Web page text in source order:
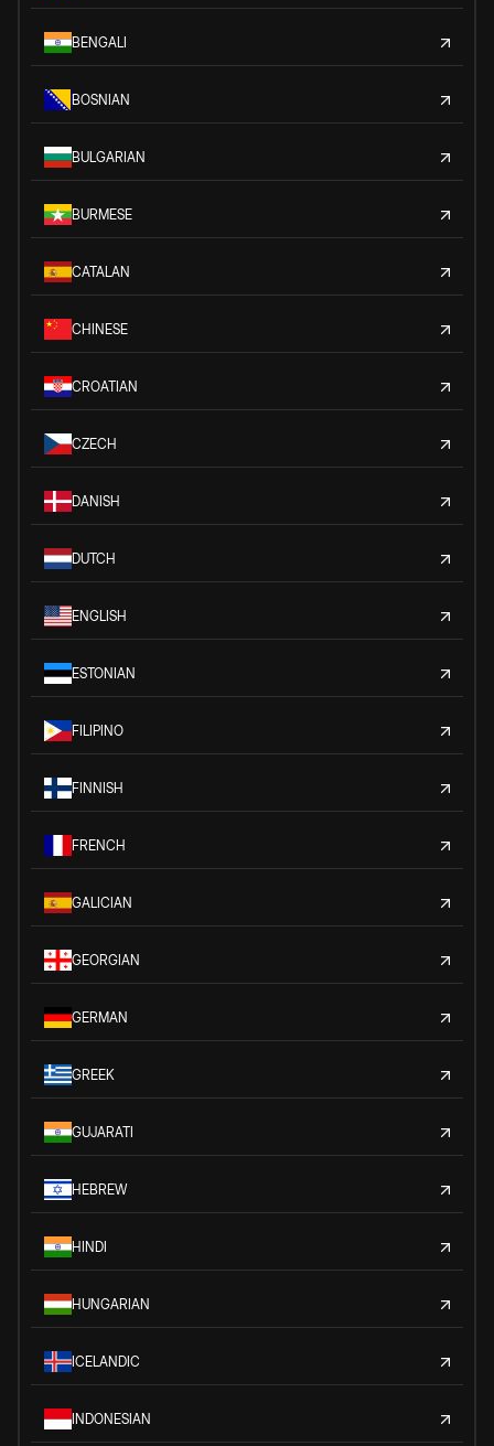
BENGALI
BOSNIAN
BULGARIAN
BURMESE
CATALAN
CHINESE
CROATIAN
CZECH
DANISH
DUTCH
ENGLISH
ESTONIAN
FILIPINO
FINNISH
FRENCH
GALICIAN
GEORGIAN
GERMAN
GREEK
GUJARATI
HEBREW
HINDI
HUNGARIAN
ICELANDIC
INDONESIAN